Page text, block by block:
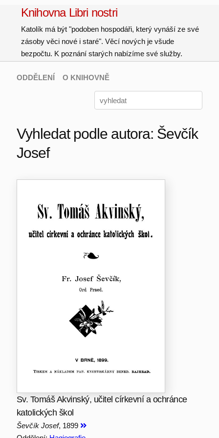
Knihovna Libri nostri
Katolík má být "podoben hospodáři, který vynáší ze své
zásoby věci nové i staré". Věcí nových je všude
bezpočtu. K poznání starých nabízíme své služby.
ODDĚLENÍ O KNIHOVNĚ
Vyhledat podle autora: Ševčík
Josef
Sv. Tomáš Akvinský, učitel církevní a ochránce
katolických škol
Ševčík Josef, 1899